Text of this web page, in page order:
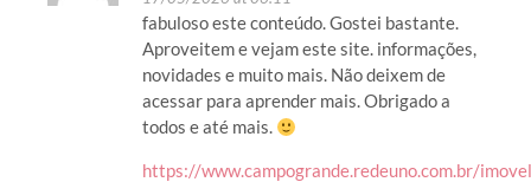
fabuloso este conteúdo. Gostei bastante.
Aproveitem e vejam este site. informações,
novidades e muito mais. Não deixem de
acessar para aprender mais. Obrigado a
todos e até mais.
https://www.campogrande.redeuno.com.br/